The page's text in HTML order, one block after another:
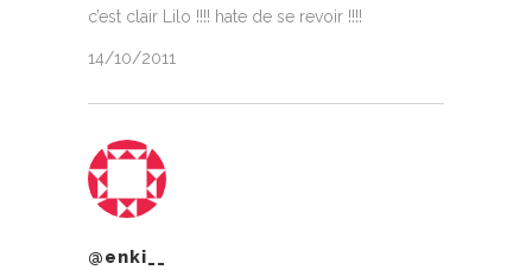
c’est clair Lilo !!!! hate de se revoir !!!!
14/10/2011
@enki__